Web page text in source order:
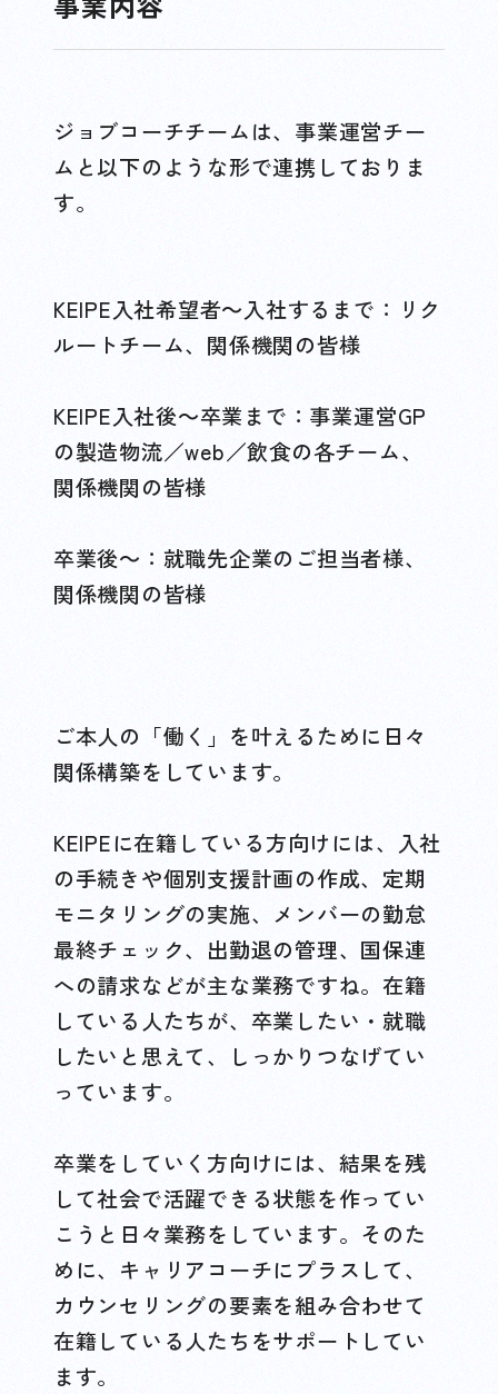
ジョブコーチチームは、事業運営チー
ムと以下のような形で連携しておりま
す。
KEIPE入社希望者～入社するまで：リク
ルートチーム、関係機関の皆様
KEIPE入社後～卒業まで：事業運営GP
の製造物流／web／飲食の各チーム、
関係機関の皆様
卒業後～：就職先企業のご担当者様、
関係機関の皆様
ご本人の「働く」を叶えるために日々
関係構築をしています。
KEIPEに在籍している方向けには、入社
の手続きや個別支援計画の作成、定期
モニタリングの実施、メンバーの勤怠
最終チェック、出勤退の管理、国保連
への請求などが主な業務ですね。在籍
している人たちが、卒業したい・就職
したいと思えて、しっかりつなげてい
っています。
卒業をしていく方向けには、結果を残
して社会で活躍できる状態を作ってい
こうと日々業務をしています。そのた
めに、キャリアコーチにプラスして、
カウンセリングの要素を組み合わせて
在籍している人たちをサポートしてい
ます。